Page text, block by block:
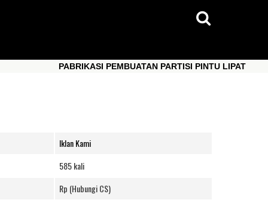
PABRIKASI PEMBUATAN PARTISI PINTU LIPAT
Iklan Kami
585 kali
Rp (Hubungi CS)